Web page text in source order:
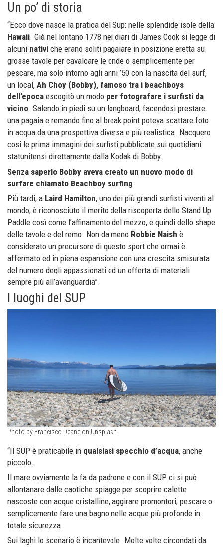
Un po’ di storia
“Ecco dove nasce la pratica del Sup: nelle splendide isole della
Hawaii. Già nel lontano 1778 nei diari di James Cook si legge di
alcuni nativi che erano soliti pagaiare in posizione eretta su
grosse tavole per cavalcare le onde o semplicemente per
pescare, ma solo intorno agli anni ’50 con la nascita del surf,
un local, Ah Choy (Bobby), famoso tra i beachboys
dell’epoca escogitò un modo per fotografare i surfisti da
vicino. Salendo in piedi su un longboard, facendosi prestare
una pagaia e remando fino al break point poteva scattare foto
in acqua da una prospettiva diversa e più realistica. Nacquero
cosi le prima immagini dei surfisti pubblicate sui quotidiani
statunitensi direttamente dalla Kodak di Bobby.
Senza saperlo Bobby aveva creato un nuovo modo di
surfare chiamato Beachboy surfing.
Più tardi, a Laird Hamilton, uno dei più grandi surfisti viventi al
mondo, è riconosciuto il merito della riscoperta dello Stand Up
Paddle così come l’affinamento del mezzo, e quindi dello shape
delle tavole e del remo. Non da meno Robbie Naish è
considerato un precursore di questo sport che ormai è
affermato ed in piena espansione con una crescita smisurata
del numero degli appassionati ed un offerta di materiali
sempre più all’avanguardia”.
I luoghi del SUP
Photo by Francisco Deane on Unsplash
“Il SUP è praticabile in qualsiasi specchio d’acqua, anche
piccolo.
Il mare ovviamente la fa da padrone e con il SUP ci si può
allontanare dalle caotiche spiagge per scoprire calette
nascoste con acque cristalline, aggirare promontori, pescare o
semplicemente fare una bagno nelle acque più profonde in
totale sicurezza.
Sui laghi lo scenario è incantevole. Molte volte circondati da